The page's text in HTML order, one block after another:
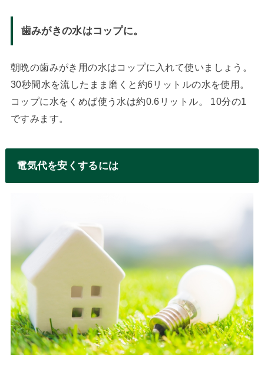
歯みがきの水はコップに。
朝晩の歯みがき用の水はコップに入れて使いましょう。
30秒間水を流したまま磨くと約6リットルの水を使用。
コップに水をくめば使う水は約0.6リットル。 10分の1
ですみます。
電気代を安くするには